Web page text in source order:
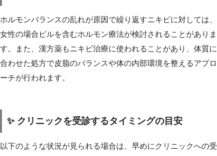
ホルモンバランスの乱れが原因で繰り返すニキビに対しては、
女性の場合ピルを含むホルモン療法が検討されることがありま
す。また、漢方薬もニキビ治療に使われることがあり、体質に
合わせた処方で皮脂のバランスや体の内部環境を整えるアプロ
ーチが行われます。
✨ クリニックを受診するタイミングの目安
以下のような状況が見られる場合は、早めにクリニックへの受